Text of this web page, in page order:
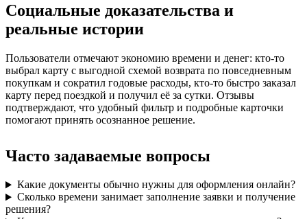
Социальные доказательства и
реальные истории
Пользователи отмечают экономию времени и денег: кто‑то
выбрал карту с выгодной схемой возврата по повседневным
покупкам и сократил годовые расходы, кто‑то быстро заказал
карту перед поездкой и получил её за сутки. Отзывы
подтверждают, что удобный фильтр и подробные карточки
помогают принять осознанное решение.
Часто задаваемые вопросы
Какие документы обычно нужны для оформления онлайн?
Сколько времени занимает заполнение заявки и получение
решения?